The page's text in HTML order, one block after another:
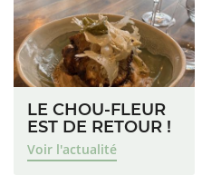
/ RECRUTEMENT
LE CHOU-FLEUR
EST DE RETOUR !
Voir l'actualité